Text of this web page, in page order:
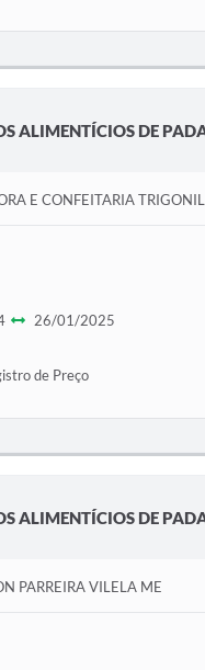
ALIMENTÍCIOS DE
E CONFEITARIA
26/01/2025
de Preço
ALIMENTÍCIOS DE
PARREIRA VILELA ME